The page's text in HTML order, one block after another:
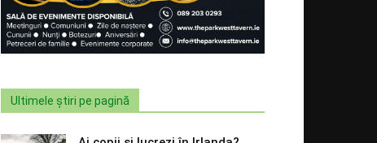
Ultimele știri pe pagină